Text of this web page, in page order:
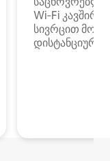
Wi‑Fi
სივრცით
დისტანციური